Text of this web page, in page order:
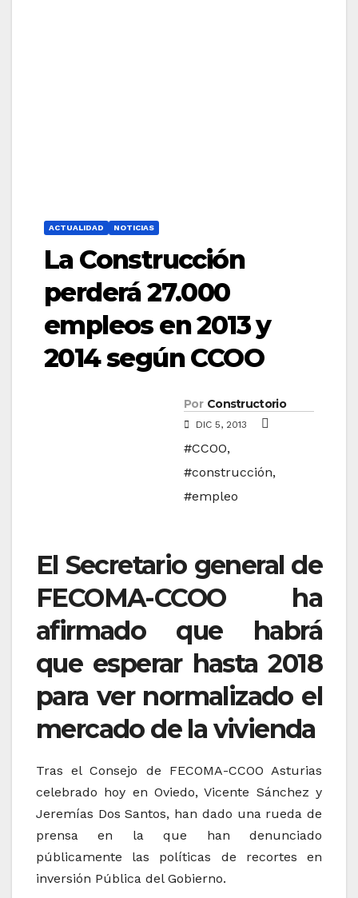
ACTUALIDAD NOTICIAS
La Construcción
perderá 27.000
empleos en 2013 y
2014 según CCOO
Por Constructorio
DIC 5, 2013
#CCOO,
#construcción,
#empleo
El Secretario general de
FECOMA-CCOO ha
afirmado que habrá
que esperar hasta 2018
para ver normalizado el
mercado de la vivienda
Tras el Consejo de FECOMA-CCOO Asturias
celebrado hoy en Oviedo, Vicente Sánchez y
Jeremías Dos Santos, han dado una rueda de
prensa en la que han denunciado
públicamente las políticas de recortes en
inversión Pública del Gobierno.